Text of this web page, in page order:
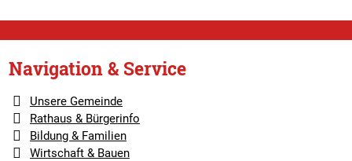
Navigation & Service
Unsere Gemeinde
Rathaus & Bürgerinfo
Bildung & Familien
Wirtschaft & Bauen